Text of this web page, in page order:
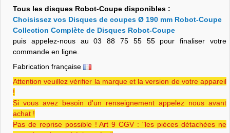
Tous les disques Robot-Coupe disponibles :
Choisissez vos Disques de coupes Ø 190 mm Robot-Coupe
Collection Complète de Disques Robot-Coupe
puis appelez-nous au 03 88 75 55 55 pour finaliser votre
commande en ligne.
Fabrication française
Attention veuillez vérifier la marque et la version de votre appareil
!
Si vous avez besoin d'un renseignement appelez nous avant
achat !
Pas de reprise possible ! Art 9 CGV : "les pièces détachées ne